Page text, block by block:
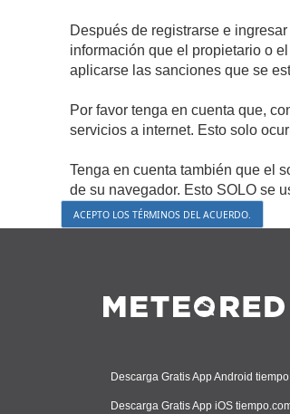
Después de registrarse e
información que el propietario o
aplicarse las sanciones que se
Por favor tenga en cuenta que,
servicios a internet. Esto solo
Tenga en cuenta también que el
de su navegador. Esto SOLO se
Descarga Gratis App Android
Descarga Gratis App iOS